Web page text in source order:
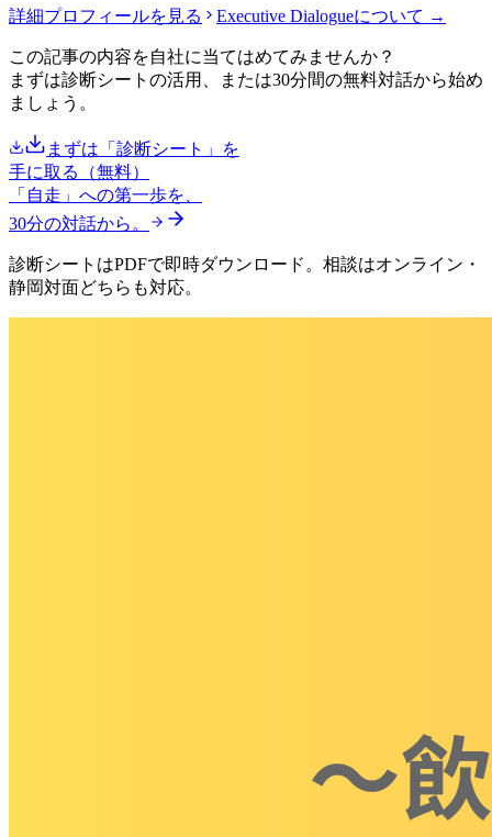
詳細プロフィールを見る Executive Dialogueについて →
この記事の内容を自社に当てはめてみませんか？
まずは診断シートの活用、または30分間の無料対話から始め
ましょう。
まずは「診断シート」を
手に取る（無料）
「自走」への第一歩を、
30分の対話から。
診断シートはPDFで即時ダウンロード。相談はオンライン・
静岡対面どちらも対応。